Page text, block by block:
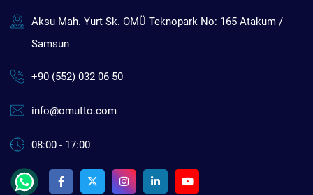
Aksu Mah. Yurt Sk. OMÜ Teknopark No: 165 Atakum /
Samsun
+90 (552) 032 06 50
info@omutto.com
08:00 - 17:00